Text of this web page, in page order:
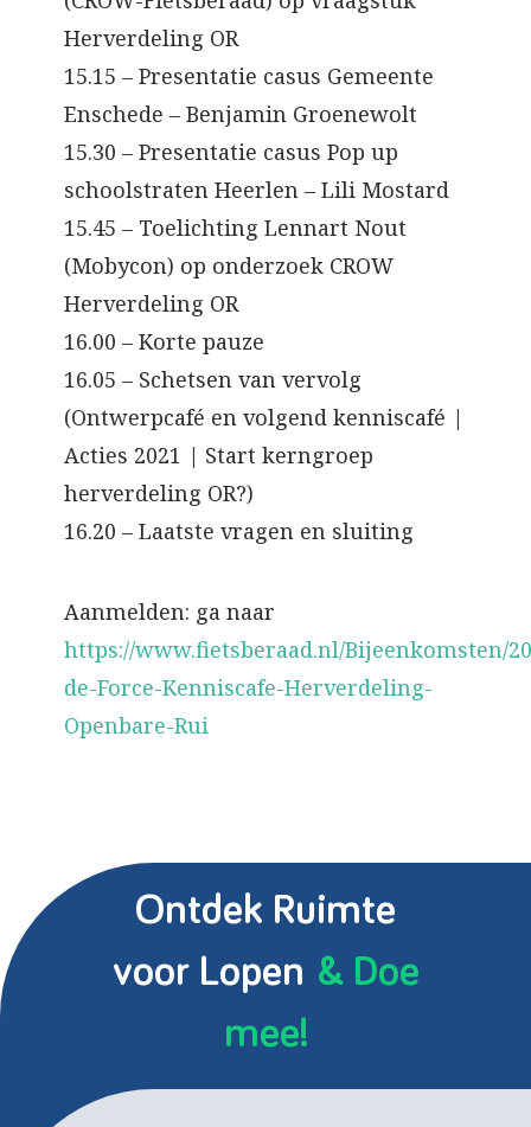
Herverdeling OR
15.15 – Presentatie casus Gemeente
Enschede – Benjamin Groenewolt
15.30 – Presentatie casus Pop up
schoolstraten Heerlen – Lili Mostard
15.45 – Toelichting Lennart Nout
(Mobycon) op onderzoek CROW
Herverdeling OR
16.00 – Korte pauze
16.05 – Schetsen van vervolg
(Ontwerpcafé en volgend kenniscafé |
Acties 2021 | Start kerngroep
herverdeling OR?)
16.20 – Laatste vragen en sluiting
Aanmelden: ga naar
https://www.fietsberaad.nl/Bijeenkomsten/
de-Force-Kenniscafe-Herverdeling-
Openbare-Rui
Ontdek Ruimte
voor Lopen & Doe
mee!